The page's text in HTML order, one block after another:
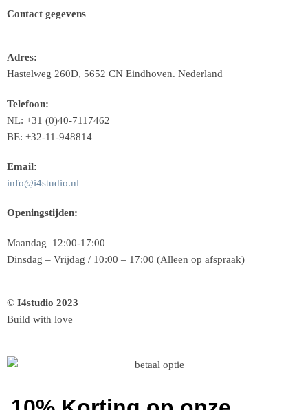
Contact gegevens
Adres:
Hastelweg 260D, 5652 CN Eindhoven. Nederland
Telefoon:
NL: +31 (0)40-7117462
BE: +32-11-948814
Email:
info@i4studio.nl
Openingstijden:
Maandag 12:00-17:00
Dinsdag – Vrijdag / 10:00 – 17:00 (Alleen op afspraak)
© I4studio 2023
Build with love